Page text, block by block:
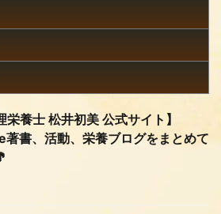
栄養士 松井初美 公式サイト】
著書、活動、栄養ブログをまとめて